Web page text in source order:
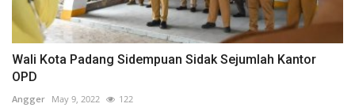
Wali Kota Padang Sidempuan Sidak Sejumlah Kantor
OPD
Angger May 9, 2022 122